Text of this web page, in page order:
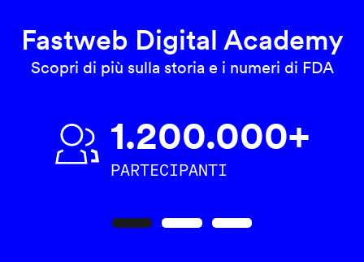
Fastweb Digital Academy
Scopri di più sulla storia e i numeri di FDA
1.200.000+
PARTECIPANTI